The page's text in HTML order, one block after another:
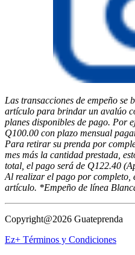
Las transacciones de empeño se
artículo para brindar un avalúo
planes disponibles de pago. Por
Q100.00 con plazo mensual
Para retirar su prenda por
mes más la cantidad prestada,
total, el pago será de Q122.40
Al realizar el pago por completo,
artículo. *Empeño de línea
Copyright@2026 Guateprenda
Ez+ Términos y Condiciones